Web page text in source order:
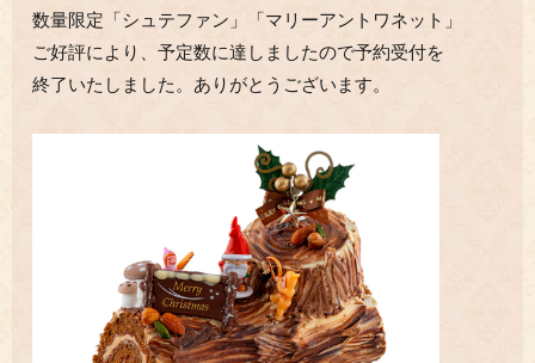
数量限定「シュテファン」「マリーアントワネット」
ご好評により、予定数に達しましたので予約受付を
終了いたしました。ありがとうございます。